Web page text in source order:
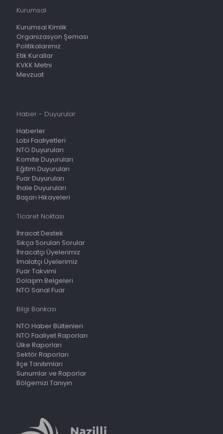
Kurumsal
Kurumsal Kimlik
Organizasyon Şeması
Politikalarımız
Etik Kurallar
KVKK Metni
Mevzuat
Haber - Duyurular
Haberler
Lobi Faaliyetleri
NTO Duyuruları
Komite Duyuruları
Eğitim Duyuruları
Fuar Duyuruları
İhale Duyuruları
Başarı Hikayeleri
Ticaret Noktası
İhracat Destek
Sıkça Sorulan Sorular
İhracatçı Üyelerimiz
İmalatçı Üyelerimiz
Fuar Takvimi
Dolaşım Belgeleri
NTO Sanal Fuar
Bilgi Bankası
NTO Haber Bültenleri
NTO Faaliyet Raporları
Ülke Raporları
Sektör Raporları
İlçe Tanıtımları
Sunumlar ve Raporlar
Bölgemizi Tanıyın